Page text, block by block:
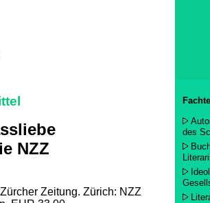
NZZ
Zeitung. Zürich: NZZ
des